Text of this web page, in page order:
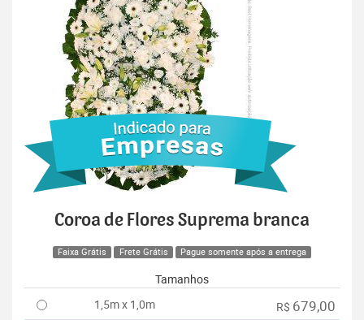
Coroa de Flores Suprema branca
Faixa Grátis Frete Grátis Pague somente após a entrega
Tamanhos
1,5m x 1,0m
R$ 679,00